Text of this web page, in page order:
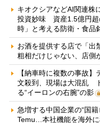
キオクシアなどAI関連株
投資妙味 資産1.5億円超
時」と考える防衛・食品
お酒を提供する店で「
粗相だけじゃない、店側
【納車時に複数の事故】
文殺到、現場は大混乱
る“イーロンの右腕”の影
急増する中国企業の“国
Temu…本社機能を海外